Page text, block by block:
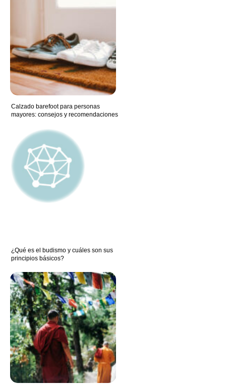
Calzado barefoot para personas
mayores: consejos y recomendaciones
¿Qué es el budismo y cuáles son sus
principios básicos?